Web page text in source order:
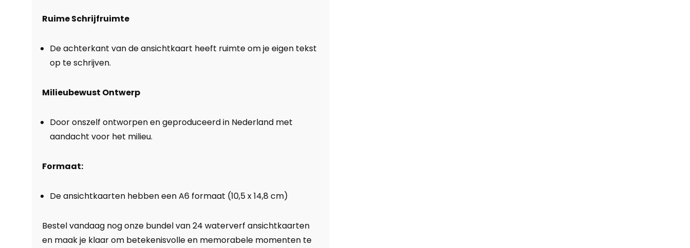
Ruime Schrijfruimte
De achterkant van de ansichtkaart heeft ruimte om je eigen tekst
op te schrijven.
Milieubewust Ontwerp
Door onszelf ontworpen en geproduceerd in Nederland met
aandacht voor het milieu.
Formaat:
De ansichtkaarten hebben een A6 formaat (10,5 x 14,8 cm)
Bestel vandaag nog onze bundel van 24 waterverf ansichtkaarten
en maak je klaar om betekenisvolle en memorabele momenten te